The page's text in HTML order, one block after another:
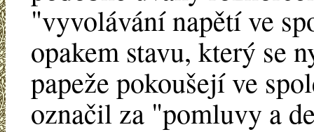
"vyvolávání napětí ve
opakem stavu, který se
papeže pokoušejí ve
označil za "pomluvy a